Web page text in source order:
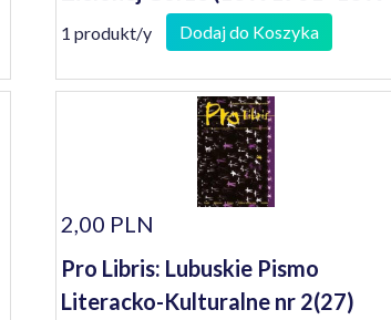
2001)
1 produkt/y Dodaj do Koszyka
2,00 PLN
Pro Libris: Lubuskie Pismo
Literacko-Kulturalne nr 2(27)